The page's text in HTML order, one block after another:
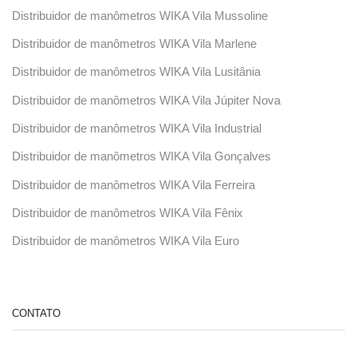
Distribuidor de manômetros WIKA Vila Mussoline
Distribuidor de manômetros WIKA Vila Marlene
Distribuidor de manômetros WIKA Vila Lusitânia
Distribuidor de manômetros WIKA Vila Júpiter Nova
Distribuidor de manômetros WIKA Vila Industrial
Distribuidor de manômetros WIKA Vila Gonçalves
Distribuidor de manômetros WIKA Vila Ferreira
Distribuidor de manômetros WIKA Vila Fênix
Distribuidor de manômetros WIKA Vila Euro
CONTATO